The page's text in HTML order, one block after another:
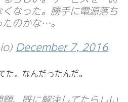
なった。勝手に電源落ち
のかな…。
December 7, 2016
た。なんだったんだ。